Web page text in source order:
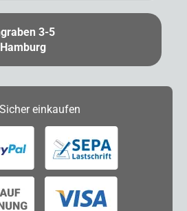
3-5
Sichereinkaufen